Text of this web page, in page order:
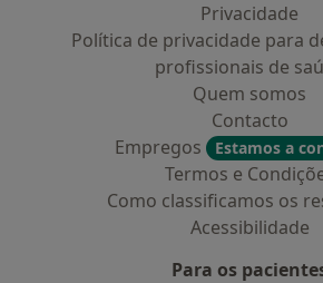
Privacidade
Política de privacidade para
profissionais de
Quem somos
Contacto
Empregos
Estamos a
Termos e
Como classificamos os
Acessibilidade
Para os